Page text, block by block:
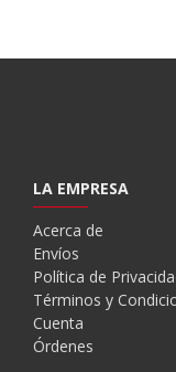
LA EMPRESA
Acerca de
Envíos
Política de
Términos y
Cuenta
Órdenes